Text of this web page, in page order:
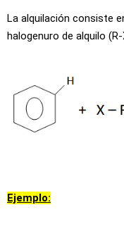
La alquilación consiste
halogenuro de alquilo (R-
Ejemplo: